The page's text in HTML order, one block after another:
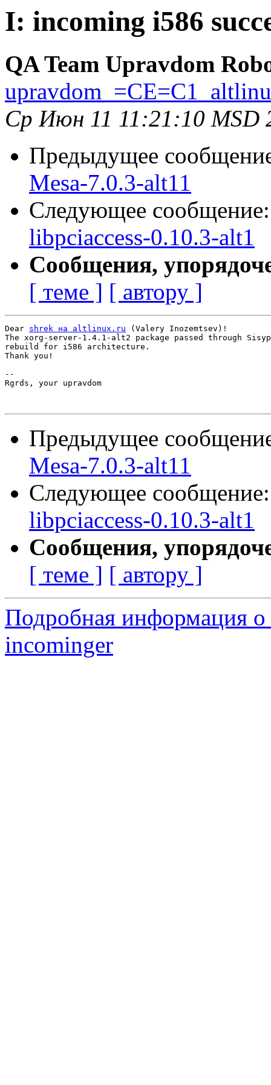
I: incoming i586
QA Team Upravdom
Ср Июн 11 11:21:10 MSD
Предыдущее
Mesa-7.0.3-alt11
Следующее
libpciaccess-0.10.3-alt1
Сообщения,
[ теме ] [ автору ]
Dear shrek на altlinux.ru (Valery Inozemtsev)!
The xorg-server-1.4.1-alt2 package passed through
rebuild for i586 architecture.
Thank you!
--
Rgrds, your upravdom
Предыдущее
Mesa-7.0.3-alt11
Следующее
libpciaccess-0.10.3-alt1
Сообщения,
[ теме ] [ автору ]
Подробная информация о
incominger